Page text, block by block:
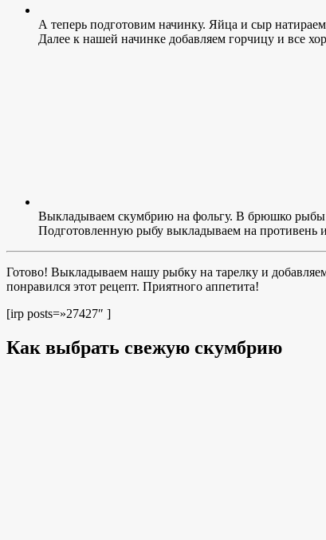
А теперь подготовим начинку. Яйца и сыр
Далее к нашей начинке добавляем горчицу и все
Выкладываем скумбрию на фольгу. В брюшко рыбы
Подготовленную рыбу выкладываем на противень
Готово! Выкладываем нашу рыбку на тарелку и
понравился этот рецепт. Приятного аппетита!
[irp posts=»27427″ ]
Как выбрать свежую скумбрию